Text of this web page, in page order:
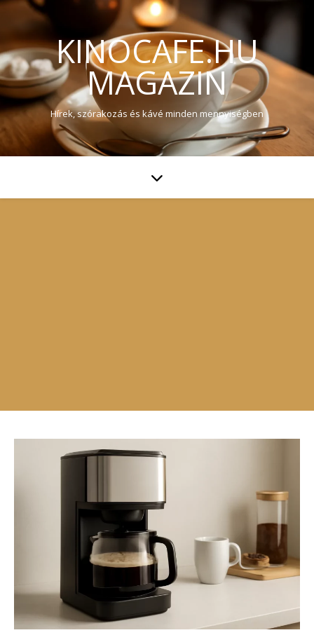
KINOCAFE.HU
MAGAZIN
Hírek, szórakozás és kávé minden mennyiségben